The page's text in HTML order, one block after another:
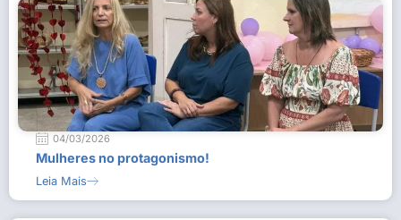
04/03/2026
Mulheres no protagonismo!
Leia Mais